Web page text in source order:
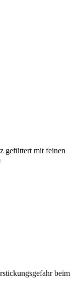
gefüttert mit feinen
beim